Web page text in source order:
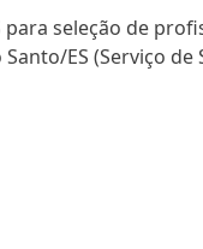
para seleção de
ES (Serviço de